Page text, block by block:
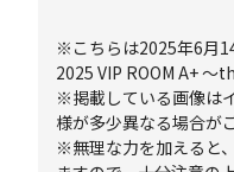
※こちらは2025年6月
2025 VIP ROOM A+ ～
※掲載している画像は
様が多少異なる場合が
※無理な力を加えると